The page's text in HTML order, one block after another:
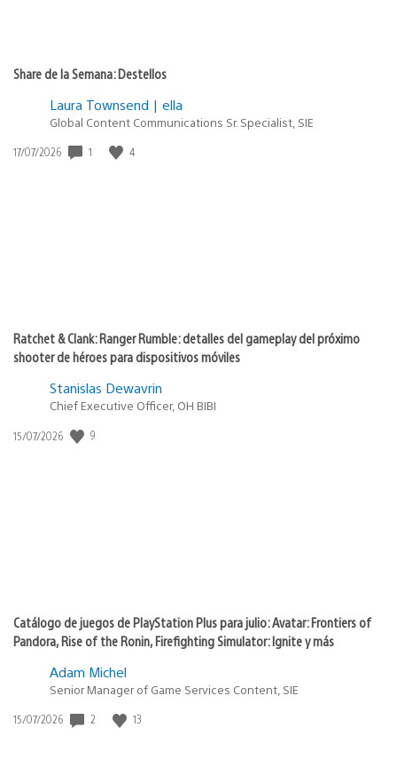
Share de la Semana: Destellos
Laura Townsend | ella
Global Content Communications Sr. Specialist, SIE
Fecha
17/07/2026 1 4
Ratchet & Clank: Ranger Rumble: detalles del gameplay del próximo
shooter de héroes para dispositivos móviles
Stanislas Dewavrin
Chief Executive Officer, OH BIBI
Fecha
15/07/2026 9
Catálogo de juegos de PlayStation Plus para julio: Avatar: Frontiers of
Pandora, Rise of the Ronin, Firefighting Simulator: Ignite y más
Adam Michel
Senior Manager of Game Services Content, SIE
Fecha
15/07/2026 2 13